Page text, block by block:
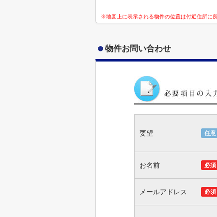
※地図上に表示される物件の位置は付近住所に
物件お問い合わせ
要望 任意
お名前 必須
メールアドレス 必須